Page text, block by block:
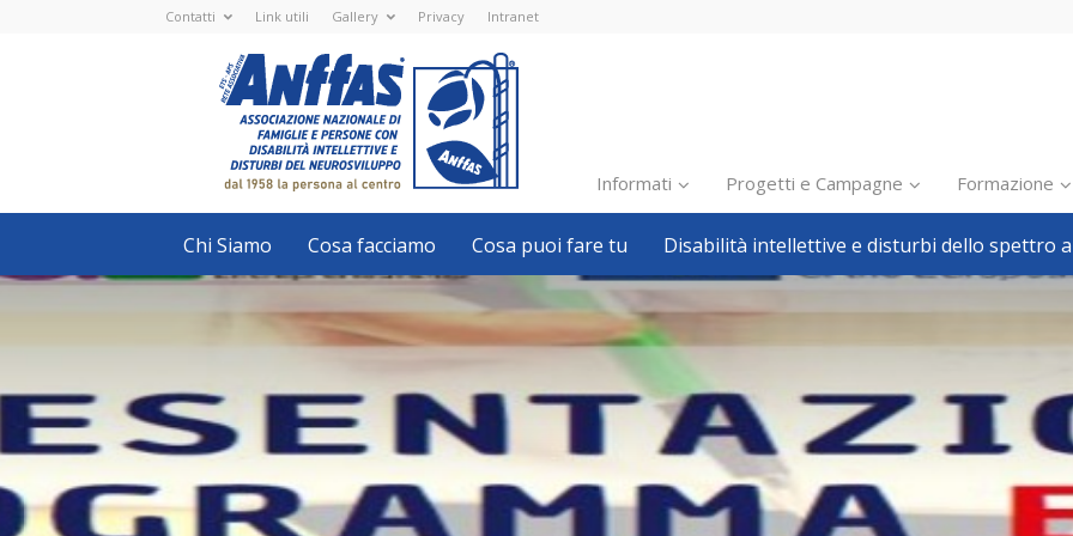
Contatti Link utili Gallery Privacy Intranet
Nazionale
ETS
-
APS
Associazione
Nazionale
di
Famiglie
e
con
disabilità
intellettive
e
disturbi
neurosviluppo
Informati
Inclusione scolastica
Inclusione lavorativa
Pillole
Ricerca e Scienza
Welfare locale
Progetti e Campagne Formazione
Chi Siamo Cosa facciamo Cosa puoi fare tu Disabilità intellettive e disturbi dello spettro